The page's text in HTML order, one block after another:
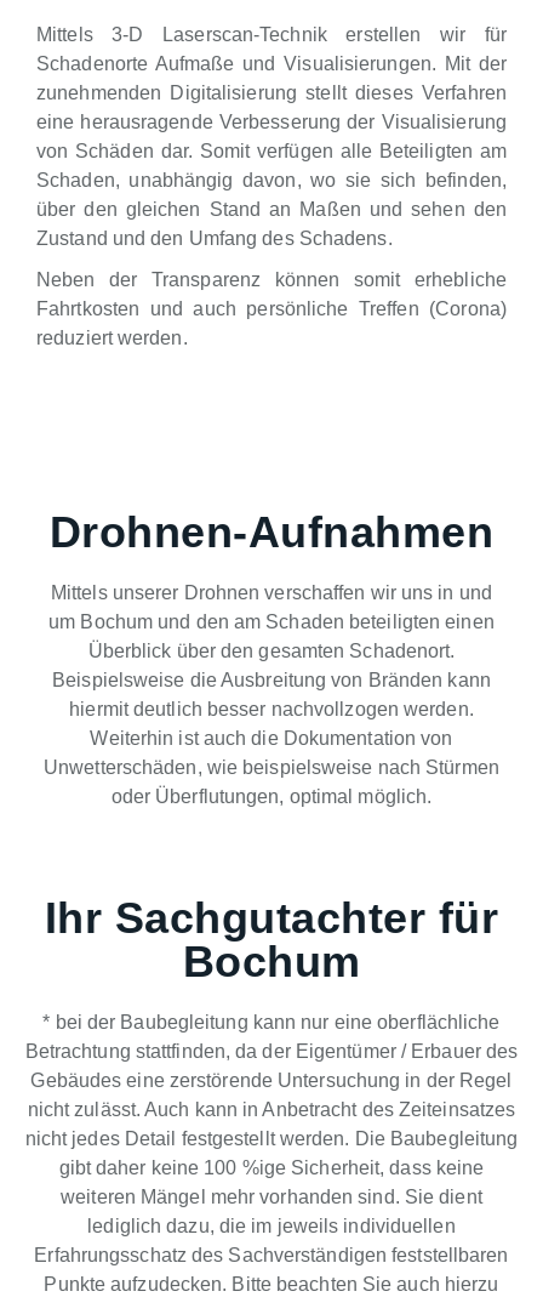
Mittels 3-D Laserscan-Technik erstellen wir für
Schadenorte Aufmaße und Visualisierungen. Mit der
zunehmenden Digitalisierung stellt dieses Verfahren
eine herausragende Verbesserung der Visualisierung
von Schäden dar. Somit verfügen alle Beteiligten am
Schaden, unabhängig davon, wo sie sich befinden,
über den gleichen Stand an Maßen und sehen den
Zustand und den Umfang des Schadens.
Neben der Transparenz können somit erhebliche
Fahrtkosten und auch persönliche Treffen (Corona)
reduziert werden.
Drohnen-Aufnahmen
Mittels unserer Drohnen verschaffen wir uns in und
um Bochum und den am Schaden beteiligten einen
Überblick über den gesamten Schadenort.
Beispielsweise die Ausbreitung von Bränden kann
hiermit deutlich besser nachvollzogen werden.
Weiterhin ist auch die Dokumentation von
Unwetterschäden, wie beispielsweise nach Stürmen
oder Überflutungen, optimal möglich.
Ihr Sachgutachter für
Bochum
* bei der Baubegleitung kann nur eine oberflächliche
Betrachtung stattfinden, da der Eigentümer / Erbauer des
Gebäudes eine zerstörende Untersuchung in der Regel
nicht zulässt. Auch kann in Anbetracht des Zeiteinsatzes
nicht jedes Detail festgestellt werden. Die Baubegleitung
gibt daher keine 100 %ige Sicherheit, dass keine
weiteren Mängel mehr vorhanden sind. Sie dient
lediglich dazu, die im jeweils individuellen
Erfahrungsschatz des Sachverständigen feststellbaren
Punkte aufzudecken. Bitte beachten Sie auch hierzu